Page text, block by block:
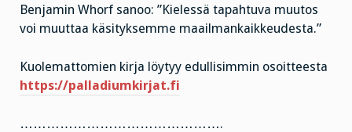
Benjamin Whorf sanoo: ”Kielessä tapahtuva muutos
voi muuttaa käsityksemme maailmankaikkeudesta.”
Kuolemattomien kirja löytyy edullisimmin osoitteesta
https://palladiumkirjat.fi
……………………………………….